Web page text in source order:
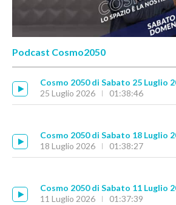
Podcast Cosmo2050
Cosmo 2050 di Sabato 25 Luglio
25 Luglio 2026
01:38:46
Cosmo 2050 di Sabato 18 Luglio
18 Luglio 2026
01:38:27
Cosmo 2050 di Sabato 11 Luglio
11 Luglio 2026
01:37:39